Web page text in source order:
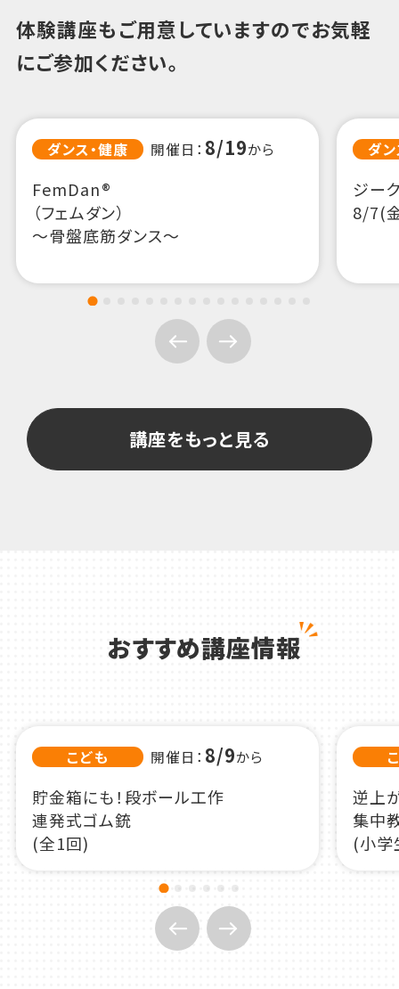
体験講座もご用意していますのでお気軽
にご参加ください。
講座をもっと見る
おすすめ講座情報